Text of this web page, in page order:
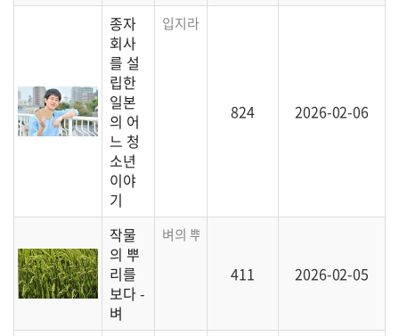
종자
회사
를 설
립한
일본
의 어
느 청
소년
이야
기
입지라는 나이인 15세의 일본인 청소년이
824 2026-02-06
작물
의 뿌
리를
보다 -
벼
벼의 뿌리에 대해 살펴봅니다.
411 2026-02-05